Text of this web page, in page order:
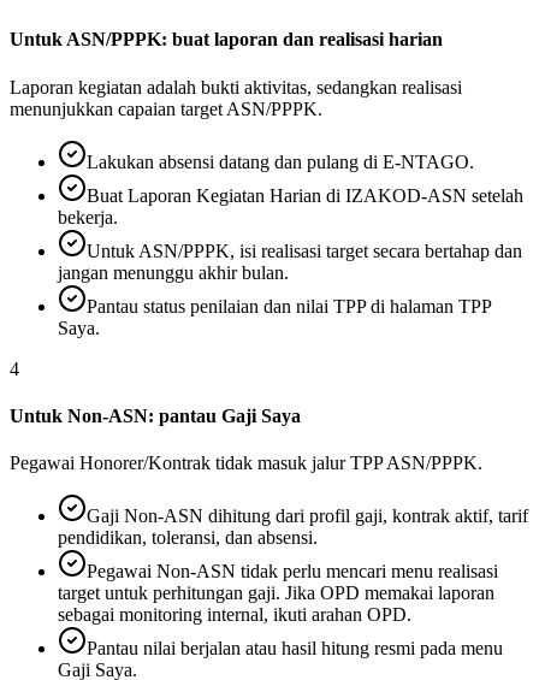
Untuk ASN/PPPK: buat laporan dan realisasi harian
Laporan kegiatan adalah bukti aktivitas, sedangkan realisasi
menunjukkan capaian target ASN/PPPK.
Lakukan absensi datang dan pulang di E-NTAGO.
Buat Laporan Kegiatan Harian di IZAKOD-ASN setelah
bekerja.
Untuk ASN/PPPK, isi realisasi target secara bertahap dan
jangan menunggu akhir bulan.
Pantau status penilaian dan nilai TPP di halaman TPP
Saya.
4
Untuk Non-ASN: pantau Gaji Saya
Pegawai Honorer/Kontrak tidak masuk jalur TPP ASN/PPPK.
Gaji Non-ASN dihitung dari profil gaji, kontrak aktif, tarif
pendidikan, toleransi, dan absensi.
Pegawai Non-ASN tidak perlu mencari menu realisasi
target untuk perhitungan gaji. Jika OPD memakai laporan
sebagai monitoring internal, ikuti arahan OPD.
Pantau nilai berjalan atau hasil hitung resmi pada menu
Gaji Saya.